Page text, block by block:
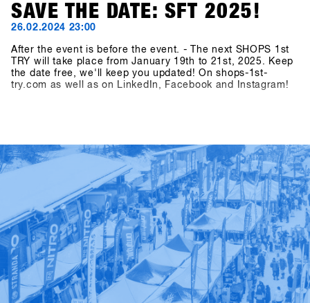
SAVE THE DATE: SFT 2025!
26.02.2024 23:00
After the event is before the event. - The next SHOPS 1st
TRY will take place from January 19th to 21st, 2025. Keep
the date free, we'll keep you updated! On shops-1st-
try.com as well as on LinkedIn, Facebook and Instagram!